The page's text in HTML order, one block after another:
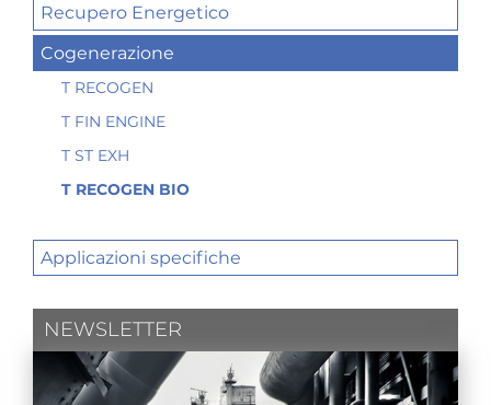
Recupero Energetico
Cogenerazione
T RECOGEN
T FIN ENGINE
T ST EXH
T RECOGEN BIO
Applicazioni specifiche
NEWSLETTER